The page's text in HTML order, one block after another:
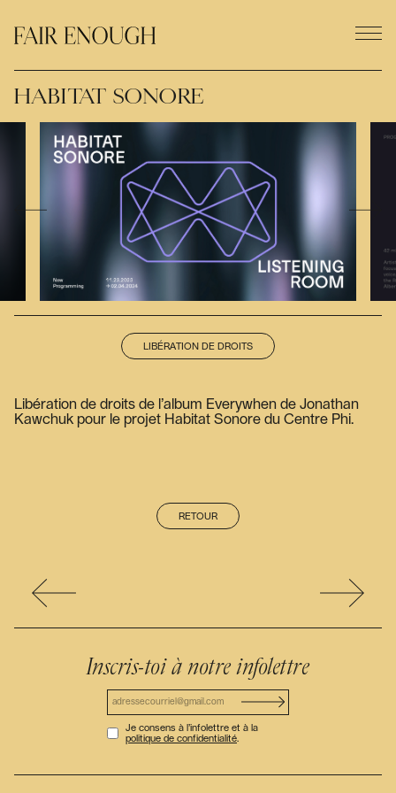
HABITAT SONORE
LIBÉRATION DE DROITS
Libération de droits de l’album Everywhen de Jonathan
Kawchuk pour le projet Habitat Sonore du Centre Phi.
RETOUR
Inscris-toi à notre infolettre
Je consens à l’infolettre et à la
politique de confidentialité.